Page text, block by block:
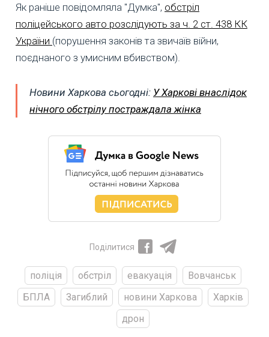
Як раніше повідомляла "Думка", обстріл
поліцейського авто розслідують за ч. 2 ст. 438 КК
України (порушення законів та звичаїв війни,
поєднаного з умисним вбивством).
Новини Харкова сьогодні: У Харкові внаслідок
нічного обстрілу постраждала жінка
Поділитися
поліція обстріл евакуація
Вовчанськ
БПЛА
Загиблий новини Харкова
Харків
дрон